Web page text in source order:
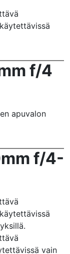
f/4
apuvalon
f/4-
vain